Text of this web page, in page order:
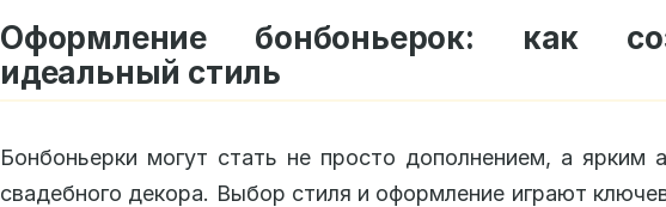
Оформление бонбоньерок: как
идеальный стиль
Бонбоньерки могут стать не просто дополнением, а ярким
свадебного декора. Выбор стиля и оформление играют